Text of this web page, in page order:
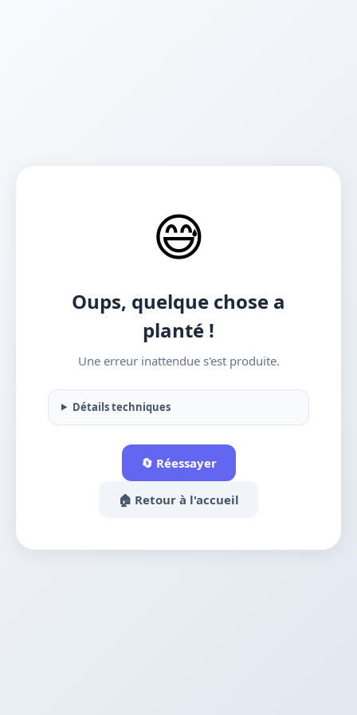
😅
Oups, quelque chose a
planté !
Une erreur inattendue s'est produite.
Détails techniques
🔄 Réessayer
🏠 Retour à l'accueil